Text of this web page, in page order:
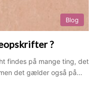
Blog
?
findes på mange ting, det
det gælder også på…